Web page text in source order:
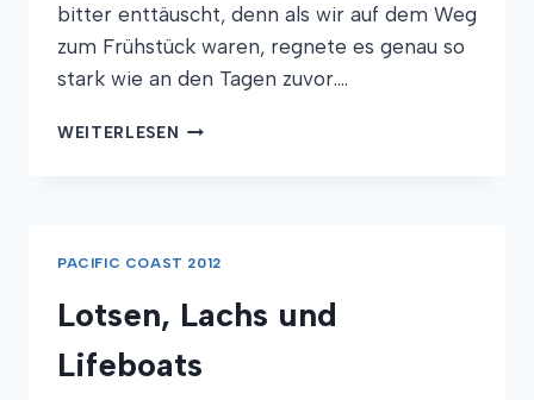
bitter enttäuscht, denn als wir auf dem Weg
zum Frühstück waren, regnete es genau so
stark wie an den Tagen zuvor….
WEITERLESEN KANONE
PACIFIC COAST 2012
Lotsen, Lachs und
Lifeboats